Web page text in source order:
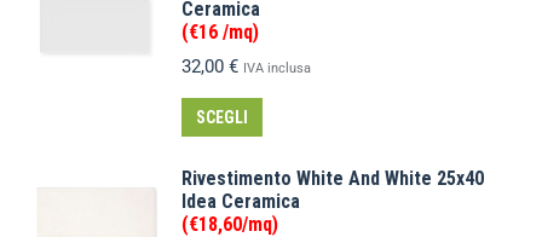
Ceramica
(€16 /mq)
32,00 € IVA inclusa
SCEGLI
Rivestimento White And White 25x40
Idea Ceramica
(€18,60/mq)